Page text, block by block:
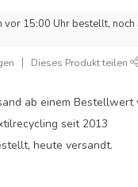
vor 15:00 Uhr bestellt, noch
Dieses Produkt teilen
ab einem Bestellwert
seit 2013
heute versandt.